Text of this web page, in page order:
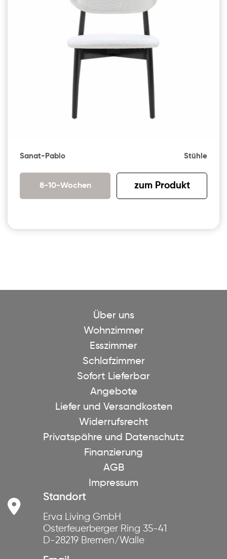
Sanat-Pablo Stühle
8-10-Wochen zum Produkt
Über uns
Wohnzimmer
Esszimmer
Schlafzimmer
Sofort Lieferbar
Angebote
Liefer und Versandkosten
Widerrufsrecht
Privatspähre und Datenschutz
Finanzierung
AGB
Impressum
Standort
Erva Living GmbH
Osterfeuerberger Ring 35-41
D-28219 Bremen/Walle